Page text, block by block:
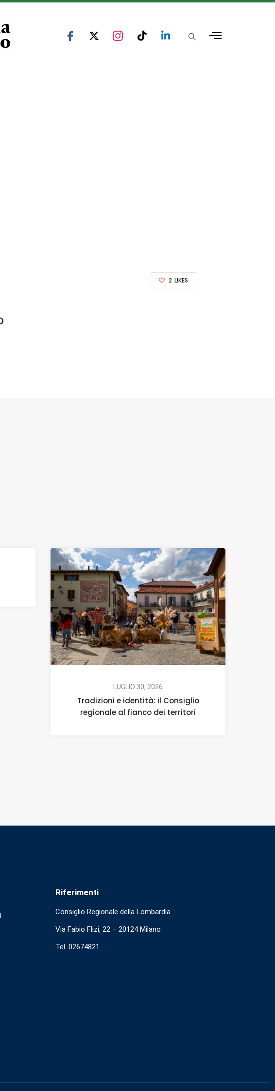
2 LIKES
LUGLIO 30, 2026
Tradizioni e identità: il Consiglio
regionale al fianco dei territori
Riferimenti
Consiglio Regionale della Lombardia
Via Fabio Flizi, 22 – 20124 Milano
Tel. 02674821